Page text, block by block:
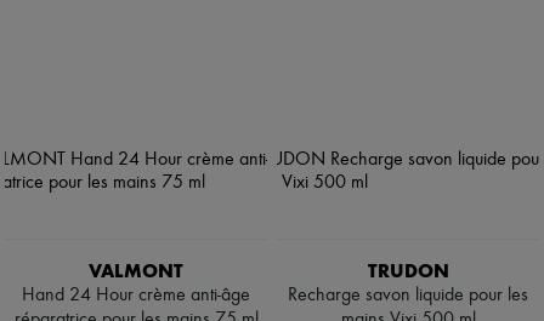
VALMONT
Hand 24 Hour crème anti-âge
TRUDON
Recharge savon liquide pour les